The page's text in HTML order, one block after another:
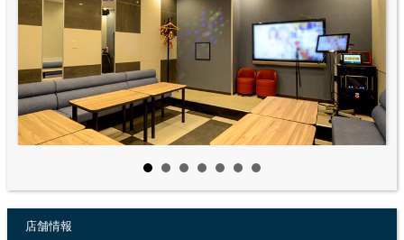
店舗情報